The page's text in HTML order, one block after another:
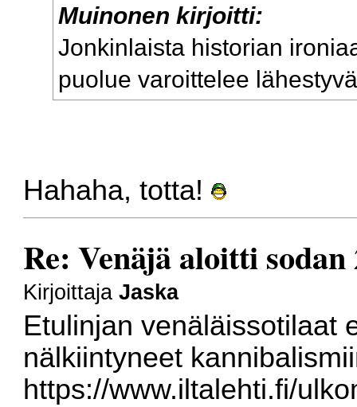
Muinonen kirjoitti:
Jonkinlaista historian
puolue varoittelee
Hahaha, totta!
Re: Venäjä aloitti sodan
KirjoittajaJaska
Etulinjan venäläissotilaat
nälkiintyneet
https://www.iltalehti.fi/